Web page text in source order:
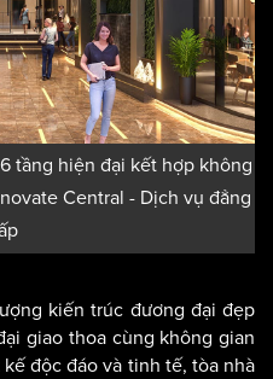
tầng hiện đại kết hợp không
Central - Dịch vụ đẳng
kiến trúc đương đại đẹp
giao thoa cùng không gian
độc đáo và tinh tế, tòa nhà